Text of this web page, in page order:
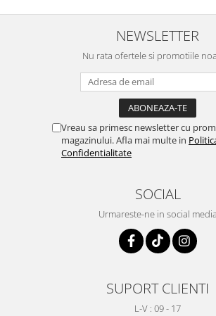
NEWSLETTER
Nu rata ofertele si promotiile
Vreau sa primesc newsletter cu
magazinului. Afla mai multe in
Confidentialitate
SOCIAL
Urmareste-ne in social media
SUPORT CLIENTI
L-V : 09 - 17